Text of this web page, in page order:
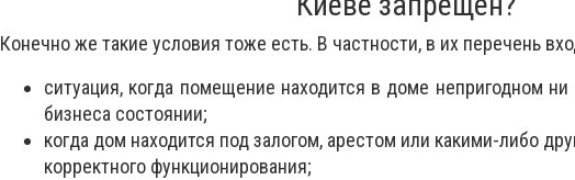
Конечно же такие условия тоже есть. В частности, в их перечень
ситуация, когда помещение находится в доме непригодном
бизнеса состоянии;
когда дом находится под залогом, арестом или какими-либо
корректного функционирования;